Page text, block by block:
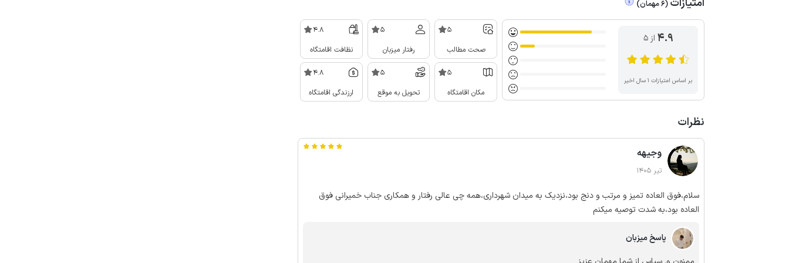
امتیازات (
6مهمان)
4.9 از ۵
بر اساس امتیازات ۱ سال اخیر
5
صحت مطالب
5
رفتار میزبان
4.8
نظافت اقامتگاه
5
مکان اقامتگاه
5
تحویل به موقع
4.8
ارزندگی اقامتگاه
نظرات
وجیهه
تیر 1405
سلام،فوق العاده تمیز و مرتب و دنج بود،نزدیک به میدان شهرداری،همه چی عالی رفتار و همکاری جناب خمیرانی فوق
العاده بود،به شدت توصیه میکنم
پاسخ میزبان